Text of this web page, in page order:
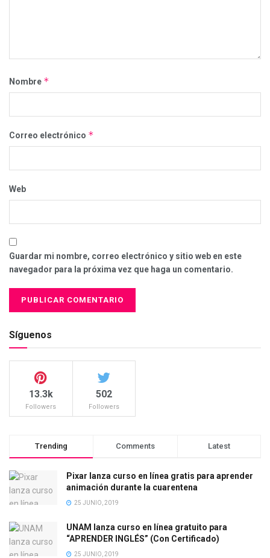
Nombre *
Correo electrónico *
Web
Guardar mi nombre, correo electrónico y sitio web en este
navegador para la próxima vez que haga un comentario.
Síguenos
13.3k
Followers
502
Followers
Trending Comments Latest
Pixar lanza curso en línea gratis para aprender
animación durante la cuarentena
25 JUNIO, 2019
UNAM lanza curso en línea gratuito para
“APRENDER INGLÉS” (Con Certificado)
25 JUNIO, 2019